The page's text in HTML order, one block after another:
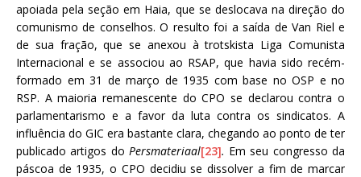
apoiada pela seção em Haia, que se deslocava na direção do
comunismo de conselhos. O resulto foi a saída de Van Riel e
de sua fração, que se anexou à trotskista Liga Comunista
Internacional e se associou ao RSAP, que havia sido recém-
formado em 31 de março de 1935 com base no OSP e no
RSP. A maioria remanescente do CPO se declarou contra o
parlamentarismo e a favor da luta contra os sindicatos. A
influência do GIC era bastante clara, chegando ao ponto de ter
publicado artigos do Persmateriaal[23]. Em seu congresso da
páscoa de 1935, o CPO decidiu se dissolver a fim de marcar